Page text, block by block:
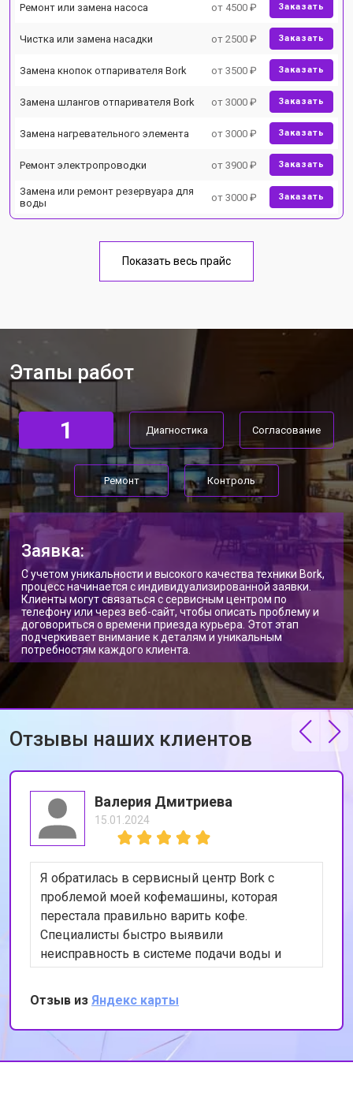
Ремонт или замена насоса от 4500 ₽ Заказать
Чистка или замена насадки от 2500 ₽ Заказать
Замена кнопок отпаривателя Bork от 3500 ₽ Заказать
Замена шлангов отпаривателя Bork от 3000 ₽ Заказать
Замена нагревательного элемента от 3000 ₽ Заказать
Ремонт электропроводки от 3900 ₽ Заказать
Замена или ремонт резервуара для
воды
от 3000 ₽ Заказать
Показать весь прайс
Этапы работ
1 Диагностика Согласование
Ремонт Контроль
Заявка:
С учетом уникальности и высокого качества техники Bork,
процесс начинается с индивидуализированной заявки.
Клиенты могут связаться с сервисным центром по
телефону или через веб-сайт, чтобы описать проблему и
договориться о времени приезда курьера. Этот этап
подчеркивает внимание к деталям и уникальным
потребностям каждого клиента.
Отзывы наших клиентов
Валерия Дмитриева
15.01.2024
Я обратилась в сервисный центр Bork с
проблемой моей кофемашины, которая
перестала правильно варить кофе.
Специалисты быстро выявили
неисправность в системе подачи воды и
устранили её. Теперь моя кофемашина
работает как новая. Я очень довольна
качеством обслуживания и
профессионализмом сотрудников. Спасибо
за вашу работу!
Отзыв из Яндекс карты